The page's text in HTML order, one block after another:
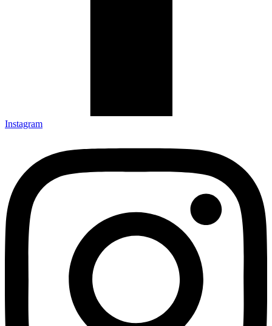
Instagram